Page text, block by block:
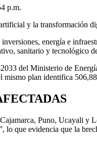
p.m.
y la transformación
energía e
sanitario y tecnológico
del Ministerio de
mismo plan identifica
Puno, Ucayali y
lo que evidencia que la